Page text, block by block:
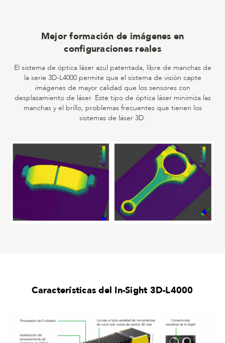
Mejor formación de imágenes en
configuraciones reales
El sistema de óptica láser azul patentada, libre de manchas de
la serie 3D-L4000 permite que el sistema de visión capte
imágenes de mayor calidad que los sensores con
desplazamiento de láser. Este tipo de óptica láser minimiza las
manchas y el brillo, problemas frecuentes que tienen los
sistemas de láser 3D.
Características del In-Sight 3D-L4000